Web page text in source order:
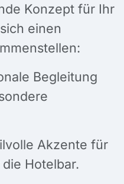
Konzept für Ihr
einen
Begleitung
Akzente für
Hotelbar.